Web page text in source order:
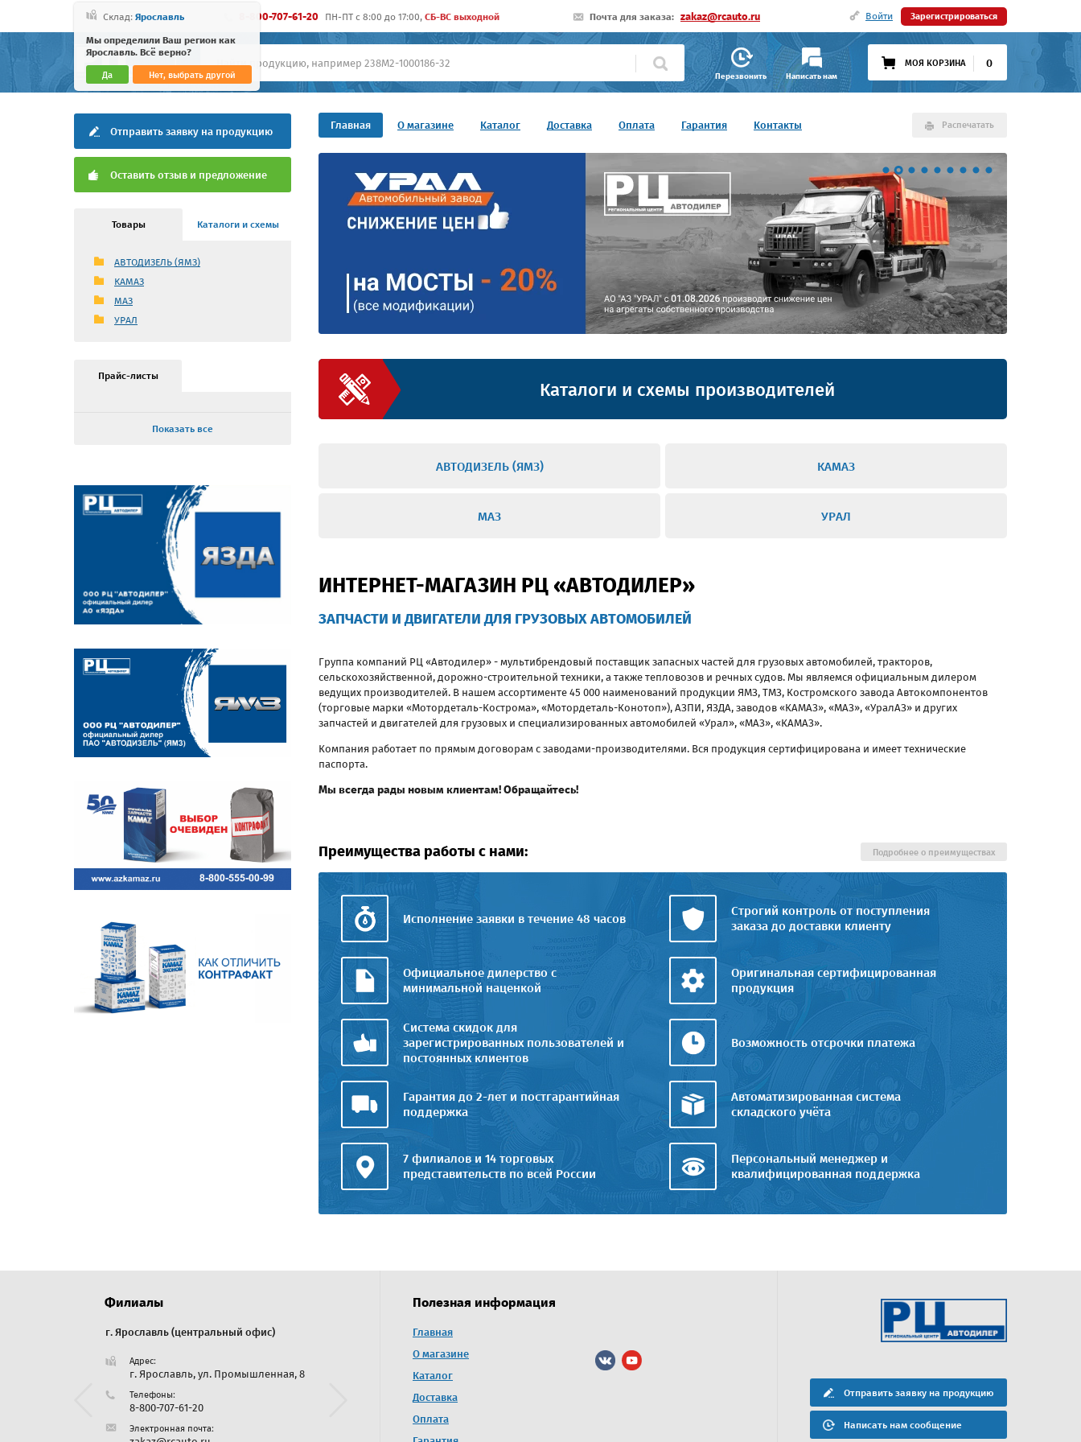
Склад: Ярославль
Мы определили Ваш регион как
Ярославль. Всё верно?
Да Нет, выбрать другой
8-800-707-61-20 ПН-ПТ c 8:00 до 17:00, СБ-ВС выходной Почта для заказа: zakaz@rcauto.ru Войти Зарегистрироваться
Перезвонить Написать нам
МОЯ КОРЗИНА 0
Главная О магазине Каталог Доставка Оплата Гарантия Контакты Распечатать
Отправить заявку на продукцию
Оставить отзыв и предложение
Товары Каталоги и схемы
АВТОДИЗЕЛЬ (ЯМЗ)
КАМАЗ
МАЗ
УРАЛ
Прайс-листы
Показать все
Каталоги и схемы производителей
АВТОДИЗЕЛЬ (ЯМЗ) КАМАЗ
МАЗ УРАЛ
ИНТЕРНЕТ-МАГАЗИН РЦ «АВТОДИЛЕР»
ЗАПЧАСТИ И ДВИГАТЕЛИ ДЛЯ ГРУЗОВЫХ АВТОМОБИЛЕЙ
Группа компаний РЦ «Автодилер» - мультибрендовый поставщик запасных частей для грузовых автомобилей, тракторов,
сельскохозяйственной, дорожно-строительной техники, а также тепловозов и речных судов. Мы являемся официальным дилером
ведущих производителей. В нашем ассортименте 45 000 наименований продукции ЯМЗ, ТМЗ, Костромского завода Автокомпонентов
(торговые марки «Мотордеталь-Кострома», «Мотордеталь-Конотоп»), АЗПИ, ЯЗДА, заводов «КАМАЗ», «МАЗ», «УралАЗ» и других
запчастей и двигателей для грузовых и специализированных автомобилей «Урал», «МАЗ», «КАМАЗ».
Компания работает по прямым договорам с заводами-производителями. Вся продукция сертифицирована и имеет технические
паспорта.
Мы всегда рады новым клиентам! Обращайтесь!
Преимущества работы с нами:
Исполнение заявки в течение 48 часов
Строгий контроль от поступления
заказа до доставки клиенту
Официальное дилерство с
минимальной наценкой
Оригинальная сертифицированная
продукция
Система скидок для
зарегистрированных пользователей и
постоянных клиентов
Возможность отсрочки платежа
Гарантия до 2-лет и постгарантийная
поддержка
Автоматизированная система
складского учёта
7 филиалов и 14 торговых
представительств по всей России
Персональный менеджер и
квалифицированная поддержка
Подробнее о преимуществах
Филиалы
г. Ярославль (центральный офис)
Адрес:
г. Ярославль, ул. Промышленная, 8
Телефоны:
8-800-707-61-20
Электронная почта:
Свердловская область, г.
г. Барнаул, ул. Попова, 248/2,
8 (3466) 31-12-66
г. Сургут
Телефоны:
Полезная информация
Главная
О магазине
Каталог
Доставка
Оплата
Отправить заявку на продукцию
Написать нам сообщение